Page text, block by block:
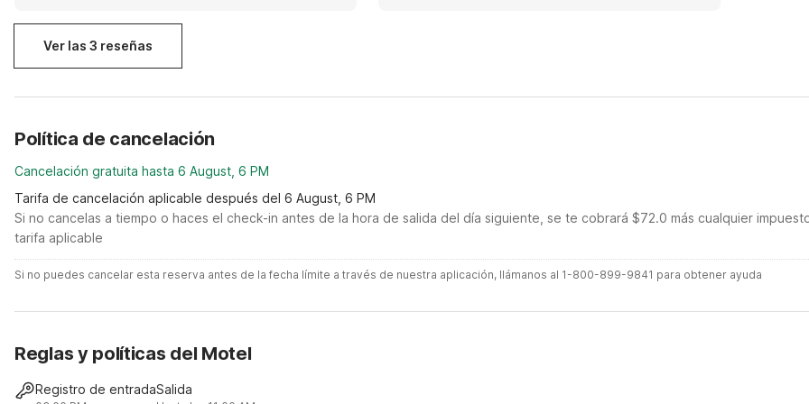
Ver las 3 reseñas
Política de cancelación
Cancelación gratuita hasta 6 August, 6 PM
Tarifa de cancelación aplicable después del 6 August, 6 PM
Si no cancelas a tiempo o haces el check-in antes de la hora de salida del día siguiente, se te cobrará $72.0 más cualquier
tarifa aplicable
Si no puedes cancelar esta reserva antes de la fecha límite a través de nuestra aplicación, llámanos al 1-800-899-9841 para obtener ayuda
Reglas y políticas del Motel
Registro de entradaSalida